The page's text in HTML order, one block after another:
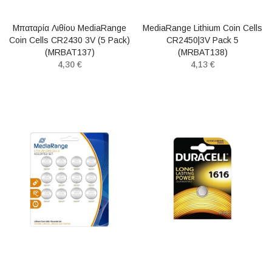
Μπαταρία Λιθίου MediaRange
Coin Cells CR2430 3V (5 Pack)
(MRBAT137)
4,30 €
MediaRange Lithium Coin Cells
CR2450|3V Pack 5
(MRBAT138)
4,13 €